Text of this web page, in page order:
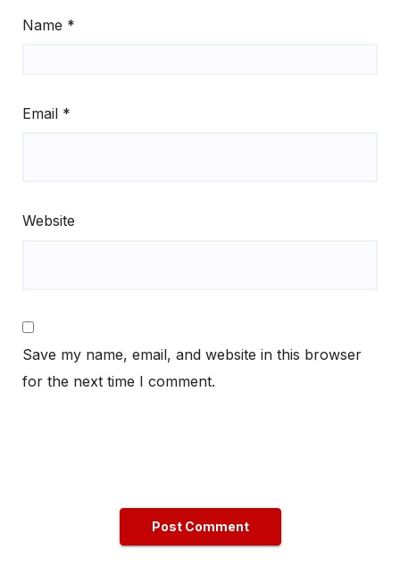
Name *
Email *
Website
Save my name, email, and website in this browser
for the next time I comment.